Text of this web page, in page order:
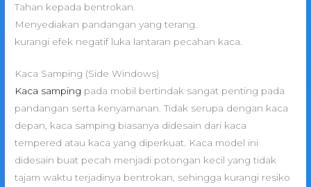
Tahan kepada bentrokan.
Menyediakan pandangan yang terang.
kurangi efek negatif luka lantaran pecahan kaca.
Kaca Samping (Side Windows)
Kaca samping pada mobil bertindak sangat penting pada
pandangan serta kenyamanan. Tidak serupa dengan kaca
depan, kaca samping biasanya didesain dari kaca
tempered atau kaca yang diperkuat. Kaca model ini
didesain buat pecah menjadi potongan kecil yang tidak
tajam waktu terjadinya bentrokan, sehingga kurangi resiko